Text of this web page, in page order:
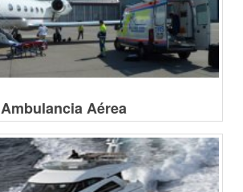
Ambulancia Aérea